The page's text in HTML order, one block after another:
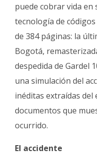
puede cobrar vida en
tecnología de
de 384 páginas: la
Bogotá,
despedida de Gardel
una simulación del
inéditas extraídas del
documentos que
ocurrido.
El accidente